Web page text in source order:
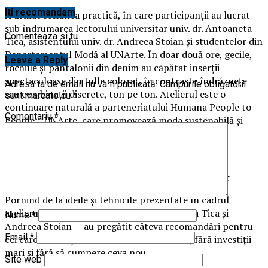
A urmat sesiunea practică, în care participanții au lucrat
sub îndrumarea lectorului universitar univ. dr. Antoaneta
Tica, asistentului univ. dr. Andreea Stoian și studentelor din
Departamentul Modă al UNArte. În doar două ore, gecile,
rochiile și pantalonii din denim au căpătat inserții
spectaculoase din tulle colorat, în contraste îndrăznețe
sau combinații discrete, ton pe ton. Atelierul este o
continuare naturală a parteneriatului Humana People to
People – UNArte, care promovează moda sustenabilă și
Mic ghid UNArte de ”reîmprospătare” a hainelor
Pornind de la ideile și tehnicile prezentate în cadrul
atelierului, specialistele UNArte–Antoaneta Tica și
Andreea Stoian – au pregătit câteva recomandări pentru
cei care vor să-și reinventeze hainele acasă, fără investiții
mari și fără să cumpere ceva nou.
Iti recomandam
Comenteaza si tu
Leave a Reply
Adresa ta de email nu va fi publicată. Câmpurile obligatorii
sunt marcate cu*
Comentariu*
Nume*
Email*
Site web